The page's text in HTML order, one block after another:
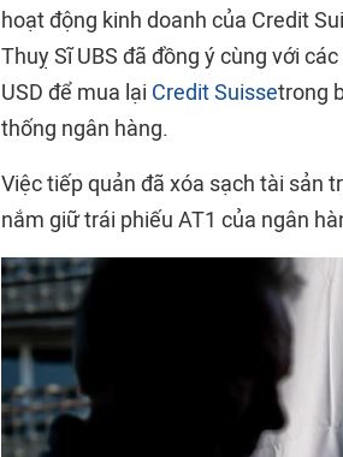
hoạt động kinh doanh của Credit
Thuỵ Sĩ UBS đã đồng ý cùng với
USD để mua lại Credit Suissetrong
thống ngân hàng.
Việc tiếp quản đã xóa sạch tài sản
nắm giữ trái phiếu AT1 của ngân